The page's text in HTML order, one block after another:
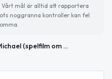
mål är alltid att rapportera
noggranna kontroller kan fel
Visning: Michael (spelfilm om Michael Jackson)